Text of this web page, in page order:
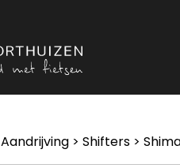
Aandrijving > Shifters >